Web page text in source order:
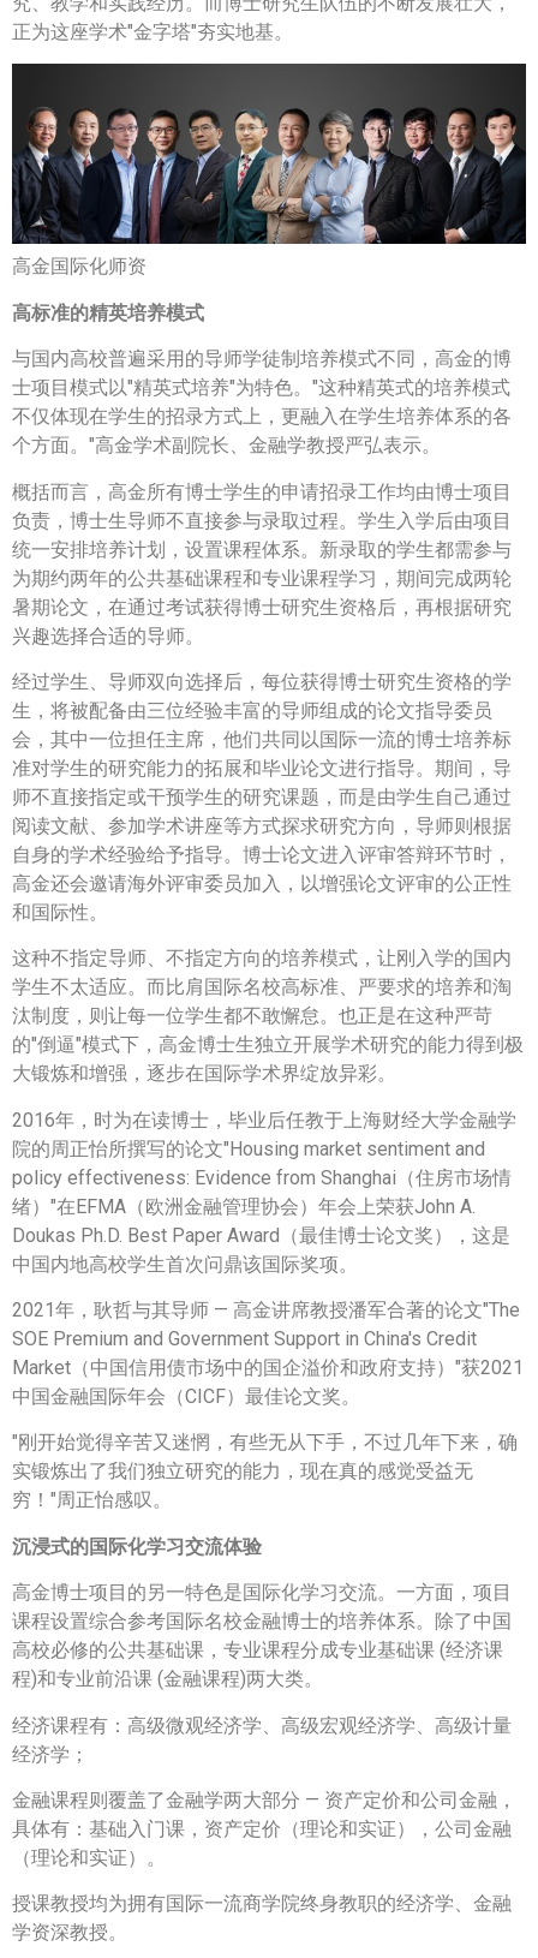
正为这座学术"金字塔"夯实地基。
高金国际化师资
高标准的精英培养模式
与国内高校普遍采用的导师学徒制培养模式不同，高金的博
士项目模式以"精英式培养"为特色。"这种精英式的培养模式
不仅体现在学生的招录方式上，更融入在学生培养体系的各
个方面。"高金学术副院长、金融学教授严弘表示。
概括而言，高金所有博士学生的申请招录工作均由博士项目
负责，博士生导师不直接参与录取过程。学生入学后由项目
统一安排培养计划，设置课程体系。新录取的学生都需参与
为期约两年的公共基础课程和专业课程学习，期间完成两轮
暑期论文，在通过考试获得博士研究生资格后，再根据研究
兴趣选择合适的导师。
经过学生、导师双向选择后，每位获得博士研究生资格的学
生，将被配备由三位经验丰富的导师组成的论文指导委员
会，其中一位担任主席，他们共同以国际一流的博士培养标
准对学生的研究能力的拓展和毕业论文进行指导。期间，导
师不直接指定或干预学生的研究课题，而是由学生自己通过
阅读文献、参加学术讲座等方式探求研究方向，导师则根据
自身的学术经验给予指导。博士论文进入评审答辩环节时，
高金还会邀请海外评审委员加入，以增强论文评审的公正性
和国际性。
这种不指定导师、不指定方向的培养模式，让刚入学的国内
学生不太适应。而比肩国际名校高标准、严要求的培养和淘
汰制度，则让每一位学生都不敢懈怠。也正是在这种严苛
的"倒逼"模式下，高金博士生独立开展学术研究的能力得到极
大锻炼和增强，逐步在国际学术界绽放异彩。
2016年，时为在读博士，毕业后任教于上海财经大学金融学
院的周正怡所撰写的论文"Housing market sentiment and
policy effectiveness: Evidence from Shanghai（住房市场情
绪）"在EFMA（欧洲金融管理协会）年会上荣获John A.
Doukas Ph.D. Best Paper Award（最佳博士论文奖），这是
中国内地高校学生首次问鼎该国际奖项。
2021年，耿哲与其导师 — 高金讲席教授潘军合著的论文"The
SOE Premium and Government Support in China's Credit
Market（中国信用债市场中的国企溢价和政府支持）"获2021
中国金融国际年会（CICF）最佳论文奖。
"刚开始觉得辛苦又迷惘，有些无从下手，不过几年下来，确
实锻炼出了我们独立研究的能力，现在真的感觉受益无
穷！"周正怡感叹。
沉浸式的国际化学习交流体验
高金博士项目的另一特色是国际化学习交流。一方面，项目
课程设置综合参考国际名校金融博士的培养体系。除了中国
高校必修的公共基础课，专业课程分成专业基础课 (经济课
程)和专业前沿课 (金融课程)两大类。
经济课程有：高级微观经济学、高级宏观经济学、高级计量
经济学；
金融课程则覆盖了金融学两大部分 — 资产定价和公司金融，
具体有：基础入门课，资产定价（理论和实证），公司金融
（理论和实证）。
授课教授均为拥有国际一流商学院终身教职的经济学、金融
学资深教授。